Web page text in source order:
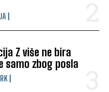
Z više ne bira
samo zbog posla